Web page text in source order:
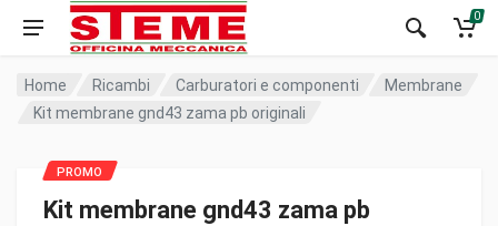
0
Home Ricambi Carburatori e componenti
Membrane
Kit membrane gnd43 zama pb originali
Kit membrane gnd43 zama pb